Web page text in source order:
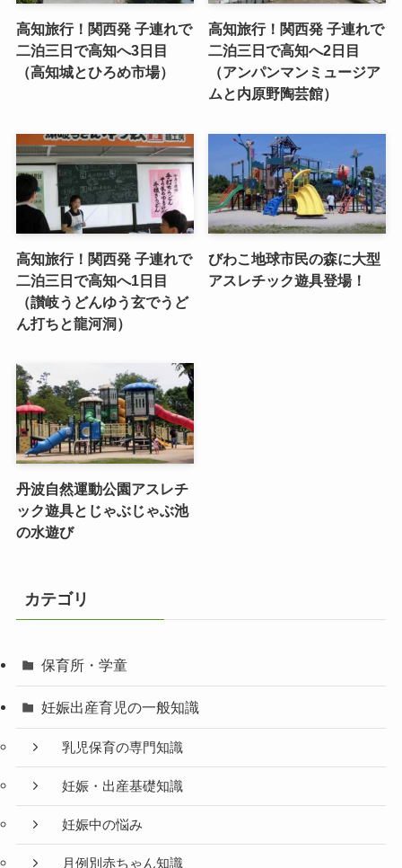
高知旅行！関西発 子連れで
二泊三日で高知へ3日目
（高知城とひろめ市場）
高知旅行！関西発 子連れで
二泊三日で高知へ2日目
（アンパンマンミュージア
ムと内原野陶芸館）
高知旅行！関西発 子連れで
二泊三日で高知へ1日目
（讃岐うどんゆう玄でうど
ん打ちと龍河洞）
びわこ地球市民の森に大型
アスレチック遊具登場！
丹波自然運動公園アスレチ
ック遊具とじゃぶじゃぶ池
の水遊び
カテゴリ
保育所・学童
妊娠出産育児の一般知識
乳児保育の専門知識
妊娠・出産基礎知識
妊娠中の悩み
月例別赤ちゃん知識